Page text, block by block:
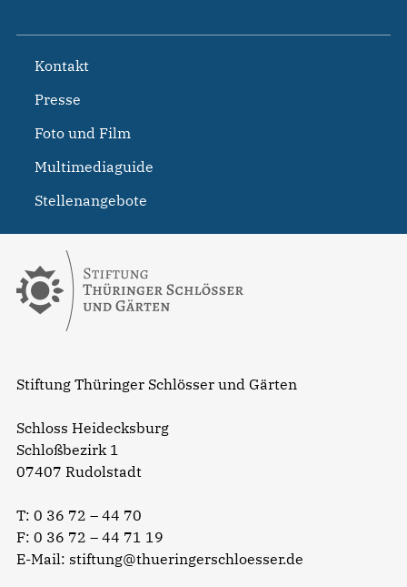
Stiftung Thüringer Schlösser und Gärten
Schloss Heidecksburg
Schloßbezirk 1
07407 Rudolstadt
T: 0 36 72 – 44 70
F: 0 36 72 – 44 71 19
E-Mail: stiftung@thueringerschloesser.de
Kontakt
Presse
Foto und Film
Multimediaguide
Stellenangebote